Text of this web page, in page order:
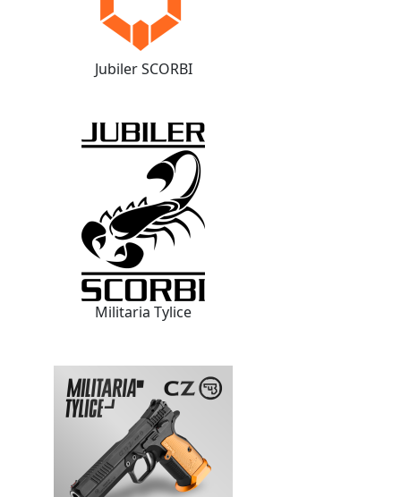
Jubiler SCORBI
Militaria Tylice